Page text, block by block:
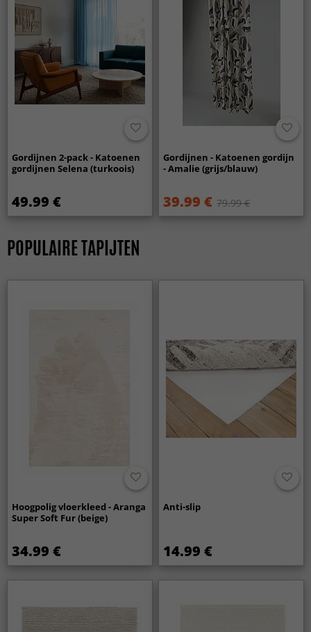
Gordijnen 2-pack - Katoenen
gordijnen Selena (turkoois)
49.99 €
Gordijnen - Katoenen gordijn
- Amalie (grijs/blauw)
39.99 € 79.99 €
POPULAIRE TAPIJTEN
Hoogpolig vloerkleed - Aranga
Super Soft Fur (beige)
34.99 €
Anti-slip
14.99 €